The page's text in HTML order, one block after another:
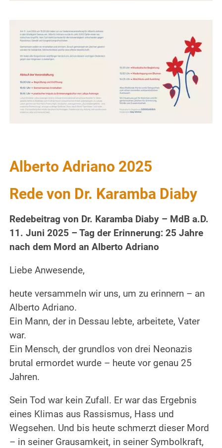
Alberto Adriano 2025
Rede von Dr. Karamba Diaby
Redebeitrag von Dr. Karamba Diaby – MdB a.D.
11. Juni 2025 – Tag der Erinnerung: 25 Jahre
nach dem Mord an Alberto Adriano
Liebe Anwesende,
heute versammeln wir uns, um zu erinnern – an
Alberto Adriano.
Ein Mann, der in Dessau lebte, arbeitete, Vater
war.
Ein Mensch, der grundlos von drei Neonazis
brutal ermordet wurde – heute vor genau 25
Jahren.
Sein Tod war kein Zufall. Er war das Ergebnis
eines Klimas aus Rassismus, Hass und
Wegsehen. Und bis heute schmerzt dieser Mord
– in seiner Grausamkeit, in seiner Symbolkraft,